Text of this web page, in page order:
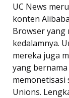
UC News
konten
Browser yang
kedalamnya.
mereka juga
yang
memonetisasi
Unions.